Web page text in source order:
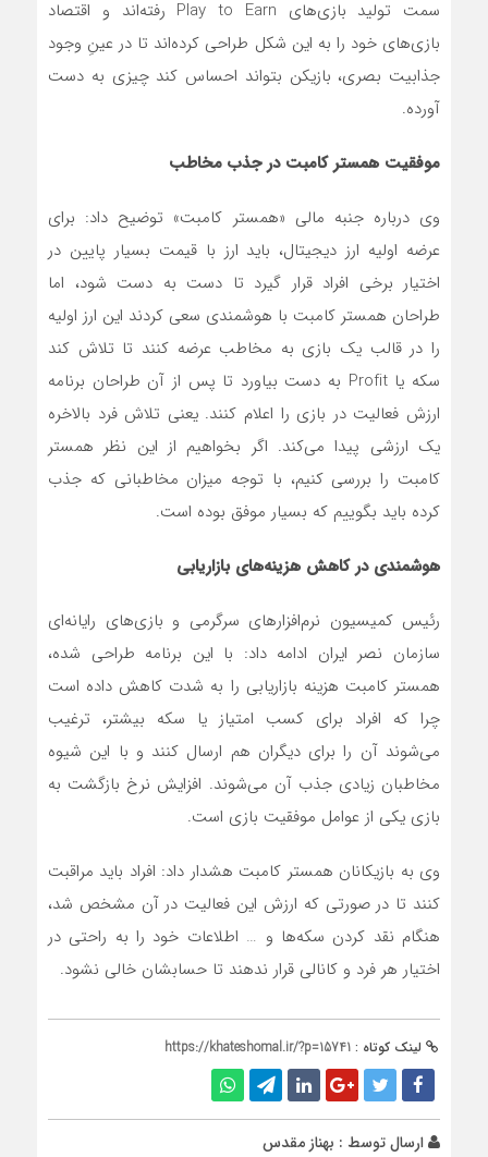
سمت تولید بازی‌های Play to Earn رفته‌اند و اقتصاد
بازی‌های خود را به این شکل طراحی کرده‌اند تا در عینِ وجود
جذابیت بصری، بازیکن بتواند احساس کند چیزی به دست
آورده.
موفقیت همستر کامبت در جذب مخاطب
وی درباره جنبه مالی «همستر کامبت» توضیح داد: برای
عرضه اولیه ارز دیجیتال، باید ارز با قیمت بسیار پایین در
اختیار برخی افراد قرار گیرد تا دست به دست شود، اما
طراحان همستر کامبت با هوشمندی سعی کردند این ارز اولیه
را در قالب یک بازی به مخاطب عرضه کنند تا تلاش کند
سکه یا Profit به دست بیاورد تا پس از آن طراحان برنامه
ارزش فعالیت در بازی را اعلام کنند. یعنی تلاش فرد بالاخره
یک ارزشی پیدا می‌کند. اگر بخواهیم از این نظر همستر
کامبت را بررسی کنیم، با توجه میزان مخاطبانی که جذب
کرده باید بگوییم که بسیار موفق بوده است.
هوشمندی در کاهش هزینه‌های بازاریابی
رئیس کمیسیون نرم‌افزارهای سرگرمی و بازی‌های رایانه‌ای
سازمان نصر ایران ادامه داد: با این برنامه طراحی شده،
همستر کامبت هزینه بازاریابی را به شدت کاهش داده است
چرا که افراد برای کسب امتیاز یا سکه بیشتر، ترغیب
می‌شوند آن را برای دیگران هم ارسال کنند و با این شیوه
مخاطبان زیادی جذب آن می‌شوند. افزایش نرخ بازگشت به
بازی یکی از عوامل موفقیت بازی است.
وی به بازیکانان همستر کامبت هشدار داد: افراد باید مراقبت
کنند تا در صورتی که ارزش این فعالیت در آن مشخص شد،
هنگام نقد کردن سکه‌ها و … اطلاعات خود را به راحتی در
اختیار هر فرد و کانالی قرار ندهند تا حسابشان خالی نشود.
لینک کوتاه : https://khateshomal.ir/?p=15741
ارسال توسط : بهناز مقدس